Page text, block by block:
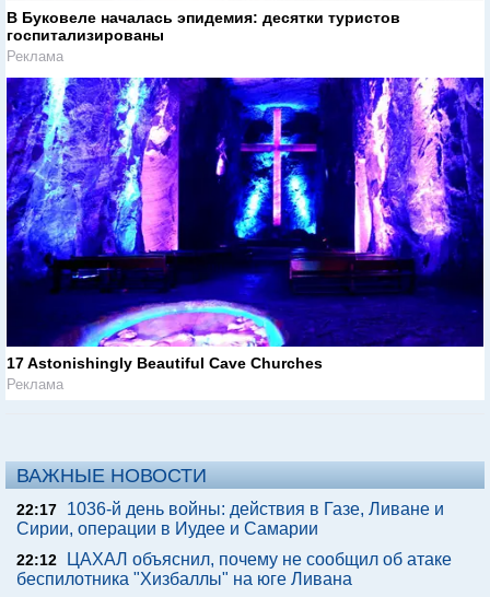
В Буковеле началась эпидемия: десятки туристов
госпитализированы
Реклама
17 Astonishingly Beautiful Cave Churches
Реклама
ВАЖНЫЕ НОВОСТИ
22:17
1036-й день войны: действия в Газе, Ливане и
Сирии, операции в Иудее и Самарии
22:12
ЦАХАЛ объяснил, почему не сообщил об атаке
беспилотника "Хизбаллы" на юге Ливана